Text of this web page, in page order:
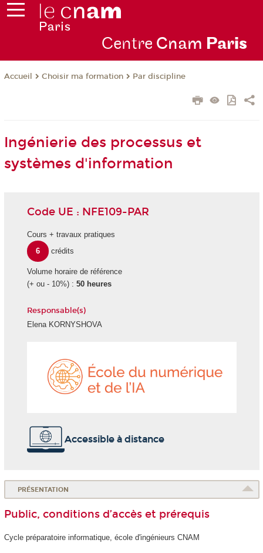
Centre Cnam Paris
Accueil Choisir ma formation Par discipline
Ingénierie des processus et
systèmes d'information
Code UE : NFE109-PAR
Cours + travaux pratiques
6
crédits
Volume horaire de référence
(+ ou - 10%) : 50 heures
Responsable(s)
Elena KORNYSHOVA
Accessible à distance
PRÉSENTATION
Public, conditions d’accès et prérequis
Cycle préparatoire informatique, école d'ingénieurs CNAM